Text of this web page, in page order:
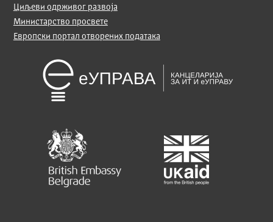
Циљеви одрживог развоја
Министарство просвете
Европски портал отворених података